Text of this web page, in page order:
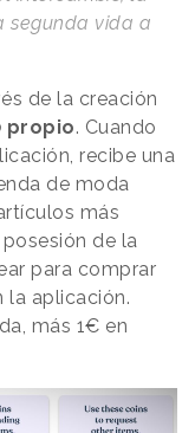
segunda vida a
de la creación
propio. Cuando
recibe una
de moda
más
de la
para comprar
la aplicación.
más 1€ en